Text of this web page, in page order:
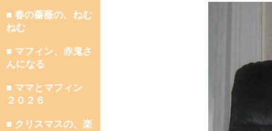
■ 春の薔薇の、ねむ
ねむ
■ マフィン、赤鬼さ
んになる
■ ママとマフィン
２０２６
■ クリスマスの、楽